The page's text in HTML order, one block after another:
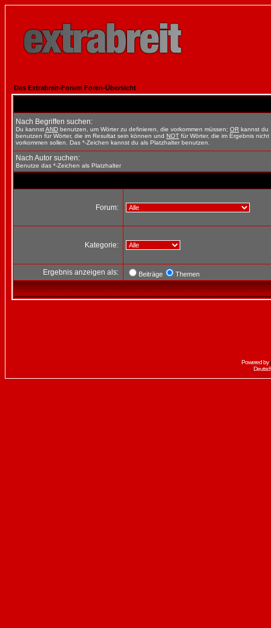
Das Extrabreit-Forum Foren-Übersicht
Nach Begriffen suchen:
Du kannstAND benutzen, um Wörter zu definieren, die vorkommen müssen; OR kannst du
benutzen für Wörter, die im Resultat sein können und NOT für Wörter, die im Ergebnis nicht
vorkommen sollen. Das *-Zeichen kannst du als Platzhalter benutzen.
Nach Autor suchen:
Benutze das *-Zeichen als Platzhalter
Forum:
Kategorie:
Ergebnis anzeigen als: Beiträge Themen
Powered by